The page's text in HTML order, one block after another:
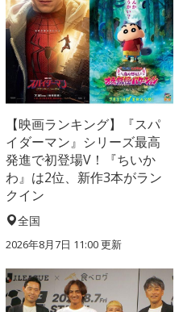
【映画ランキング】『スパ
イダーマン』シリーズ最高
発進で初登場V！『ちいか
わ』は2位、新作3本がラン
クイン
全国
2026年8月7日 11:00更新